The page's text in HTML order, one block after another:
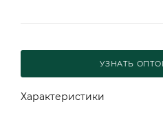
УЗНАТЬ
Характеристики